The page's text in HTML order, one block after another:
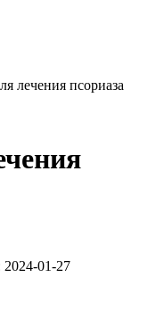
лечения псориаза
2024-01-27